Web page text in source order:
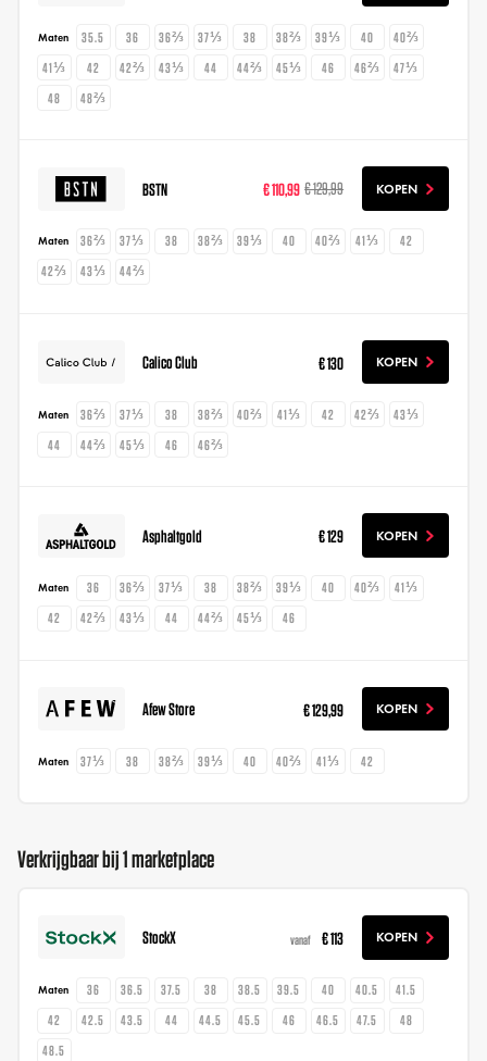
Maten 35.5 36 36⅔ 37⅓ 38 38⅔ 39⅓ 40
40⅔
41⅓
42 42⅔ 43⅓ 44 44⅔ 45⅓ 46 46⅔
47⅓
48
48⅔
BSTN € 110,99 € 129,99 KOPEN
Maten 36⅔ 37⅓ 38 38⅔ 39⅓ 40 40⅔ 41⅓
42
42⅔
43⅓ 44⅔
Calico Club € 130 KOPEN
Maten 36⅔ 37⅓ 38 38⅔ 40⅔ 41⅓ 42 42⅔
43⅓
44
44⅔ 45⅓ 46 46⅔
Asphaltgold € 129 KOPEN
Maten 36 36⅔ 37⅓ 38 38⅔ 39⅓ 40 40⅔
41⅓
42
42⅔ 43⅓ 44 44⅔ 45⅓ 46
Afew Store € 129,99 KOPEN
Maten 37⅓ 38 38⅔ 39⅓ 40 40⅔ 41⅓ 42
Verkrijgbaar bij 1 marketplace
StockX vanaf € 113 KOPEN
Maten 36 36.5 37.5 38 38.5 39.5 40 40.5
41.5
42
42.5 43.5 44 44.5 45.5 46 46.5 47.5
48
48.5